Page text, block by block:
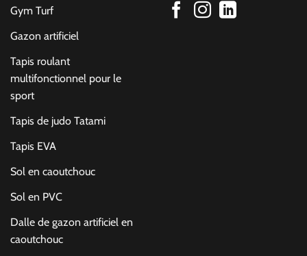
Gym Turf
Gazon artificiel
Tapis roulant
multifonctionnel pour le
sport
Tapis de judo Tatami
Tapis EVA
Sol en caoutchouc
Sol en PVC
Dalle de gazon artificiel en
caoutchouc